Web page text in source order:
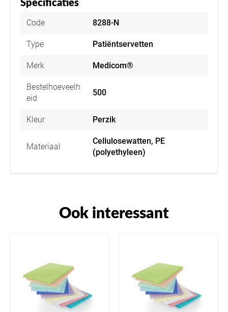
Specificaties
Code 8288-N
Type Patiëntservetten
Merk Medicom®
Bestelhoeveelh
eid
500
Kleur Perzik
Materiaal
Cellulosewatten, PE
(polyethyleen)
Ook interessant